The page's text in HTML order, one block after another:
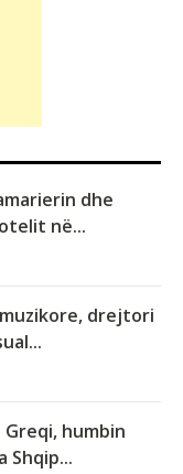
dhe
në...
drejtori
humbin
Shqip...